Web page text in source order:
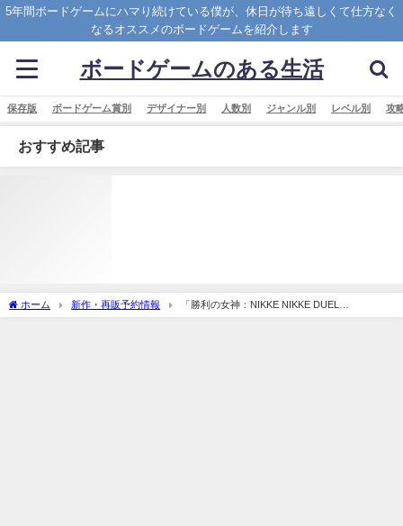
5年間ボードゲームにハマり続けている僕が、休日が待ち遠しくて仕方なく
なるオススメのボードゲームを紹介します
ボードゲームのある生活
保存版 ボードゲーム賞別 デザイナー別 人数別 ジャンル別 レベル別 攻
おすすめ記事
ホーム 新作・再販予約情報
「勝利の女神：NIKKE NIKKE DUEL
ENCOUNTER 「NK-0017 ラプンツェル」」の概略と予約購入可能なショップ紹介！